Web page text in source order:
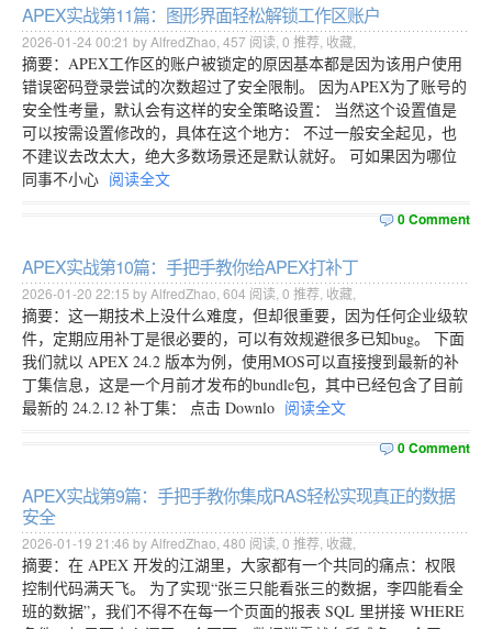
APEX实战第11篇：图形界面轻松解锁工作区账户
2026-01-24 00:21 by AlfredZhao, 457 阅读, 0 推荐, 收藏
摘要：APEX工作区的账户被锁定的原因基本都是因为该用户使用
错误密码登录尝试的次数超过了安全限制。 因为APEX为了账号的
安全性考量，默认会有这样的安全策略设置： 当然这个设置值是
可以按需设置修改的，具体在这个地方： 不过一般安全起见，也
不建议去改太大，绝大多数场景还是默认就好。 可如果因为哪位
同事不小心 阅读全文
0 Comment
APEX实战第10篇：手把手教你给APEX打补丁
2026-01-20 22:15 by AlfredZhao, 604 阅读, 0 推荐, 收藏
摘要：这一期技术上没什么难度，但却很重要，因为任何企业级软
件，定期应用补丁是很必要的，可以有效规避很多已知bug。 下面
我们就以 APEX 24.2 版本为例，使用MOS可以直接搜到最新的补
丁集信息，这是一个月前才发布的bundle包，其中已经包含了目前
最新的 24.2.12 补丁集： 点击 Downlo 阅读全文
0 Comment
APEX实战第9篇：手把手教你集成RAS轻松实现真正的数据
安全
2026-01-19 21:46 by AlfredZhao, 480 阅读, 0 推荐, 收藏
摘要：在 APEX 开发的江湖里，大家都有一个共同的痛点：权限
控制代码满天飞。 为了实现“张三只能看张三的数据，李四能看全
班的数据”，我们不得不在每一个页面的报表 SQL 里拼接 WHERE